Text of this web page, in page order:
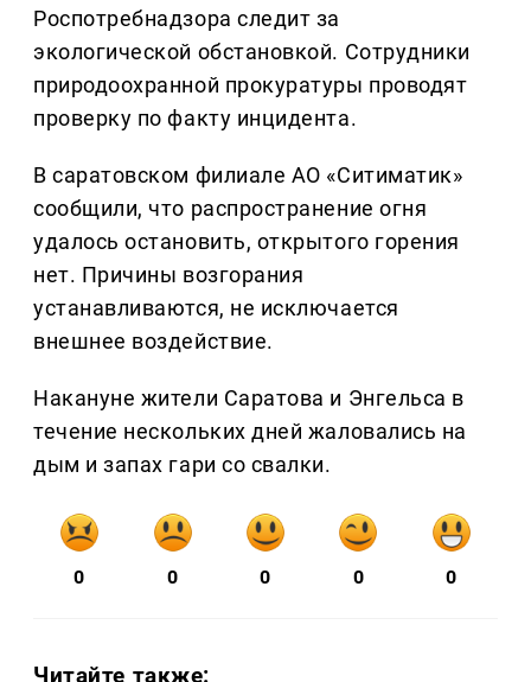
Роспотребнадзора следит за
экологической обстановкой. Сотрудники
природоохранной прокуратуры проводят
проверку по факту инцидента.
В саратовском филиале АО «Ситиматик»
сообщили, что распространение огня
удалось остановить, открытого горения
нет. Причины возгорания
устанавливаются, не исключается
внешнее воздействие.
Накануне жители Саратова и Энгельса в
течение нескольких дней жаловались на
дым и запах гари со свалки.
0 0 0 0 0
Читайте также: